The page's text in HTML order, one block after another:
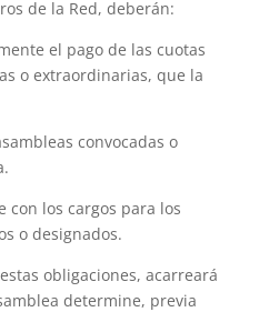
de la Red, deberán:
el pago de las cuotas
o extraordinarias, que la
convocadas o
con los cargos para los
o designados.
obligaciones, acarreará
determine, previa